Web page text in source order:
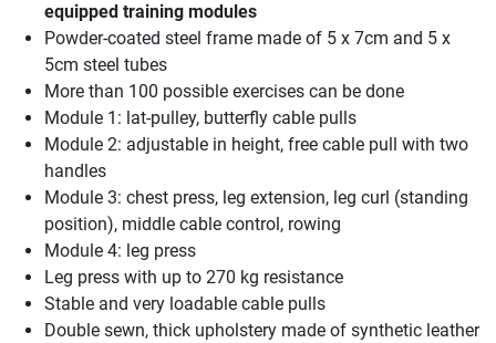
equipped training modules
Powder-coated steel frame made of 5 x 7cm and 5 x
5cm steel tubes
More than 100 possible exercises can be done
Module 1: lat-pulley, butterfly cable pulls
Module 2: adjustable in height, free cable pull with two
handles
Module 3: chest press, leg extension, leg curl (standing
position), middle cable control, rowing
Module 4: leg press
Leg press with up to 270 kg resistance
Stable and very loadable cable pulls
Double sewn, thick upholstery made of synthetic leather